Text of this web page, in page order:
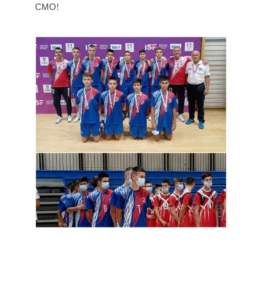
СМО!